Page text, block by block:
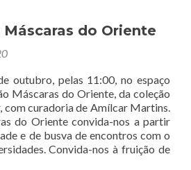
do Oriente
outubro, pelas 11:00, no espaço
Máscaras do Oriente, da coleção
com curadoria de Amílcar Martins.
do Oriente convida-nos a partir
e de busva de encontros com o
Convida-nos à fruição de